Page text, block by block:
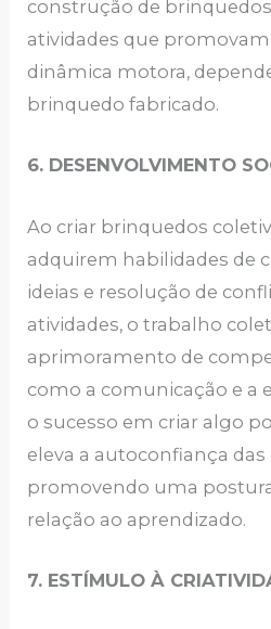
construção de
atividades que
dinâmica motora,
brinquedo fabricado.
6. DESENVOLVIMENTO
Ao criar brinquedos
adquirem habilidades de
ideias e resolução de
atividades, o trabalho
aprimoramento de
como a comunicação e a
o sucesso em criar algo
eleva a autoconfiança das
promovendo uma
relação ao aprendizado.
7. ESTÍMULO À